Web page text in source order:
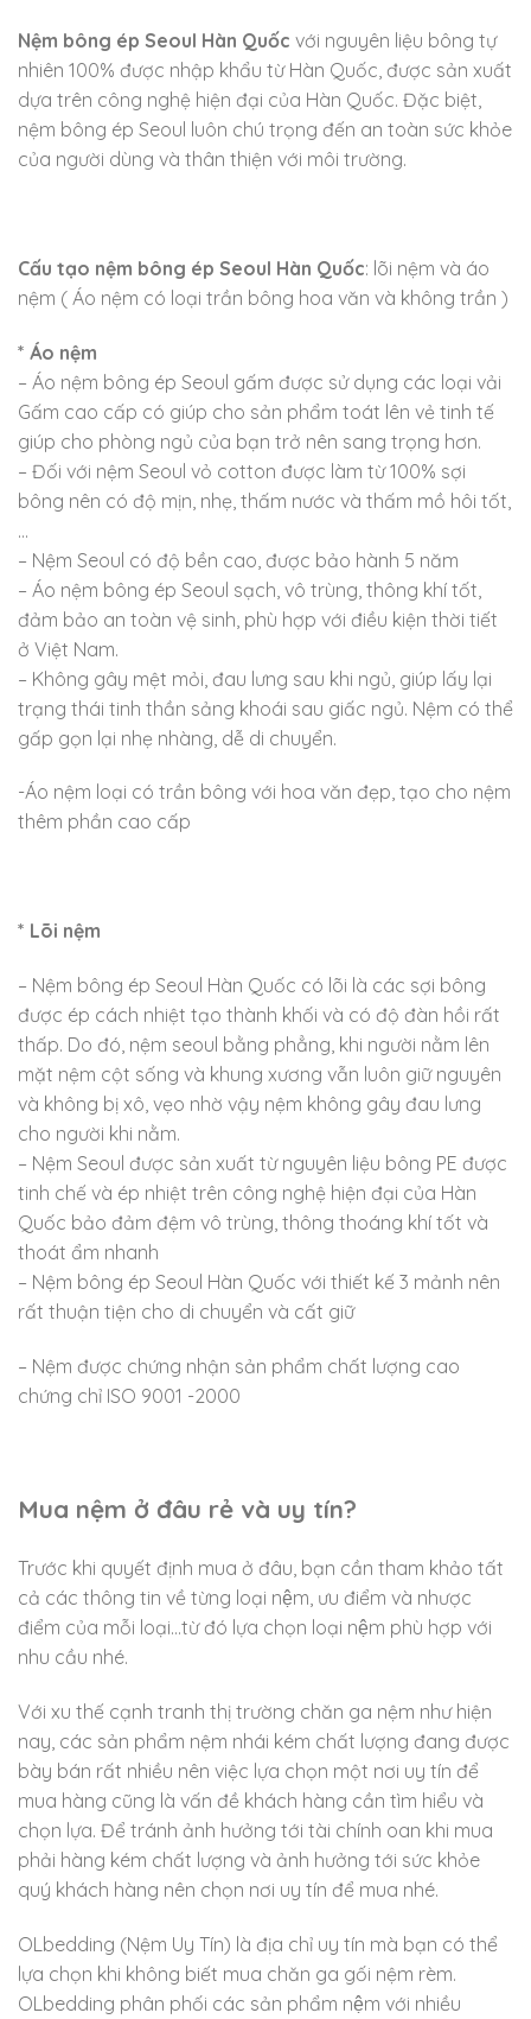
Nệm bông ép Seoul Hàn Quốc với nguyên liệu bông tự
nhiên 100% được nhập khẩu từ Hàn Quốc, được sản xuất
dựa trên công nghệ hiện đại của Hàn Quốc. Đặc biệt,
nệm bông ép Seoul luôn chú trọng đến an toàn sức khỏe
của người dùng và thân thiện với môi trường.
Cấu tạo nệm bông ép Seoul Hàn Quốc: lõi nệm và áo
nệm ( Áo nệm có loại trần bông hoa văn và không trần )
* Áo nệm
– Áo nệm bông ép Seoul gấm được sử dụng các loại vải
Gấm cao cấp có giúp cho sản phẩm toát lên vẻ tinh tế
giúp cho phòng ngủ của bạn trở nên sang trọng hơn.
– Đối với nệm Seoul vỏ cotton được làm từ 100% sợi
bông nên có độ mịn, nhẹ, thấm nước và thấm mồ hôi tốt,
…
– Nệm Seoul có độ bền cao, được bảo hành 5 năm
– Áo nệm bông ép Seoul sạch, vô trùng, thông khí tốt,
đảm bảo an toàn vệ sinh, phù hợp với điều kiện thời tiết
ở Việt Nam.
– Không gây mệt mỏi, đau lưng sau khi ngủ, giúp lấy lại
trạng thái tinh thần sảng khoái sau giấc ngủ. Nệm có thể
gấp gọn lại nhẹ nhàng, dễ di chuyển.
-Áo nệm loại có trần bông với hoa văn đẹp, tạo cho nệm
thêm phần cao cấp
* Lõi nệm
– Nệm bông ép Seoul Hàn Quốc có lõi là các sợi bông
được ép cách nhiệt tạo thành khối và có độ đàn hồi rất
thấp. Do đó, nệm seoul bằng phẳng, khi người nằm lên
mặt nệm cột sống và khung xương vẫn luôn giữ nguyên
và không bị xô, vẹo nhờ vậy nệm không gây đau lưng
cho người khi nằm.
– Nệm Seoul được sản xuất từ nguyên liệu bông PE được
tinh chế và ép nhiệt trên công nghệ hiện đại của Hàn
Quốc bảo đảm đệm vô trùng, thông thoáng khí tốt và
thoát ẩm nhanh
– Nệm bông ép Seoul Hàn Quốc với thiết kế 3 mảnh nên
rất thuận tiện cho di chuyển và cất giữ
– Nệm được chứng nhận sản phẩm chất lượng cao
chứng chỉ ISO 9001 -2000
Mua nệm ở đâu rẻ và uy tín?
Trước khi quyết định mua ở đâu, bạn cần tham khảo tất
cả các thông tin về từng loại nệm, ưu điểm và nhược
điểm của mỗi loại…từ đó lựa chọn loại nệm phù hợp với
nhu cầu nhé.
Với xu thế cạnh tranh thị trường chăn ga nệm như hiện
nay, các sản phẩm nệm nhái kém chất lượng đang được
bày bán rất nhiều nên việc lựa chọn một nơi uy tín để
mua hàng cũng là vấn đề khách hàng cần tìm hiểu và
chọn lựa. Để tránh ảnh hưởng tới tài chính oan khi mua
phải hàng kém chất lượng và ảnh hưởng tới sức khỏe
quý khách hàng nên chọn nơi uy tín để mua nhé.
OLbedding (Nệm Uy Tín) là địa chỉ uy tín mà bạn có thể
lựa chọn khi không biết mua chăn ga gối nệm rèm.
OLbedding phân phối các sản phẩm nệm với nhiều